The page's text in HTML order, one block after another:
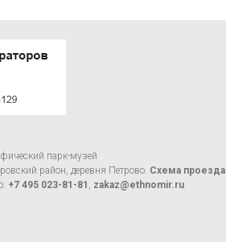
парк-музей
район, деревня Петрово. Схема проезда
+7 495 023-81-81 , zakaz@ethnomir.ru